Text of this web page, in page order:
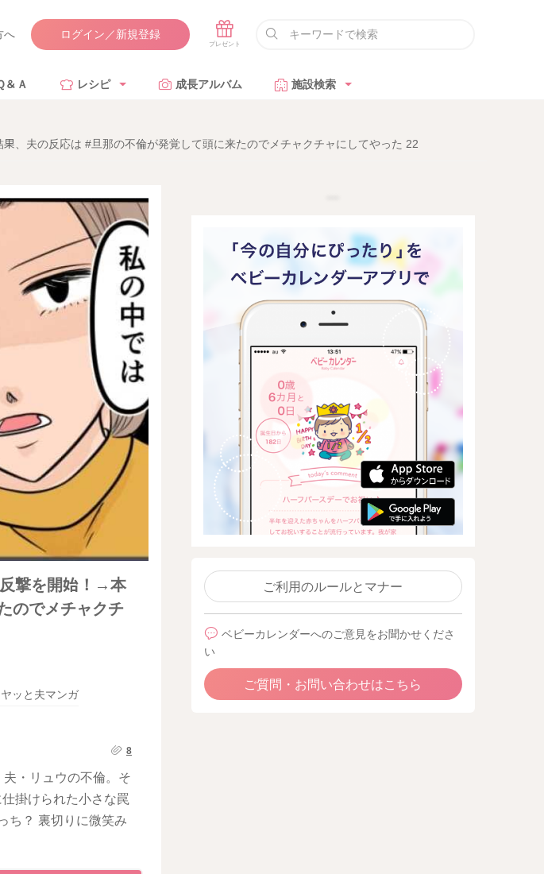
へ ログイン／新規登録
＆Ａ レシピ 成長アルバム 施設検索
、夫の反応は #旦那の不倫が発覚して頭に来たのでメチャクチャにしてやった 22
反撃を開始！→本
のでメチャクチ
ッと夫マンガ
8
・リュウの不倫。そ
掛けられた小さな罠
ち？ 裏切りに微笑み
ご利用のルールとマナー
ベビーカレンダーへのご意見をお聞かせくださ
い
ご質問・お問い合わせはこちら